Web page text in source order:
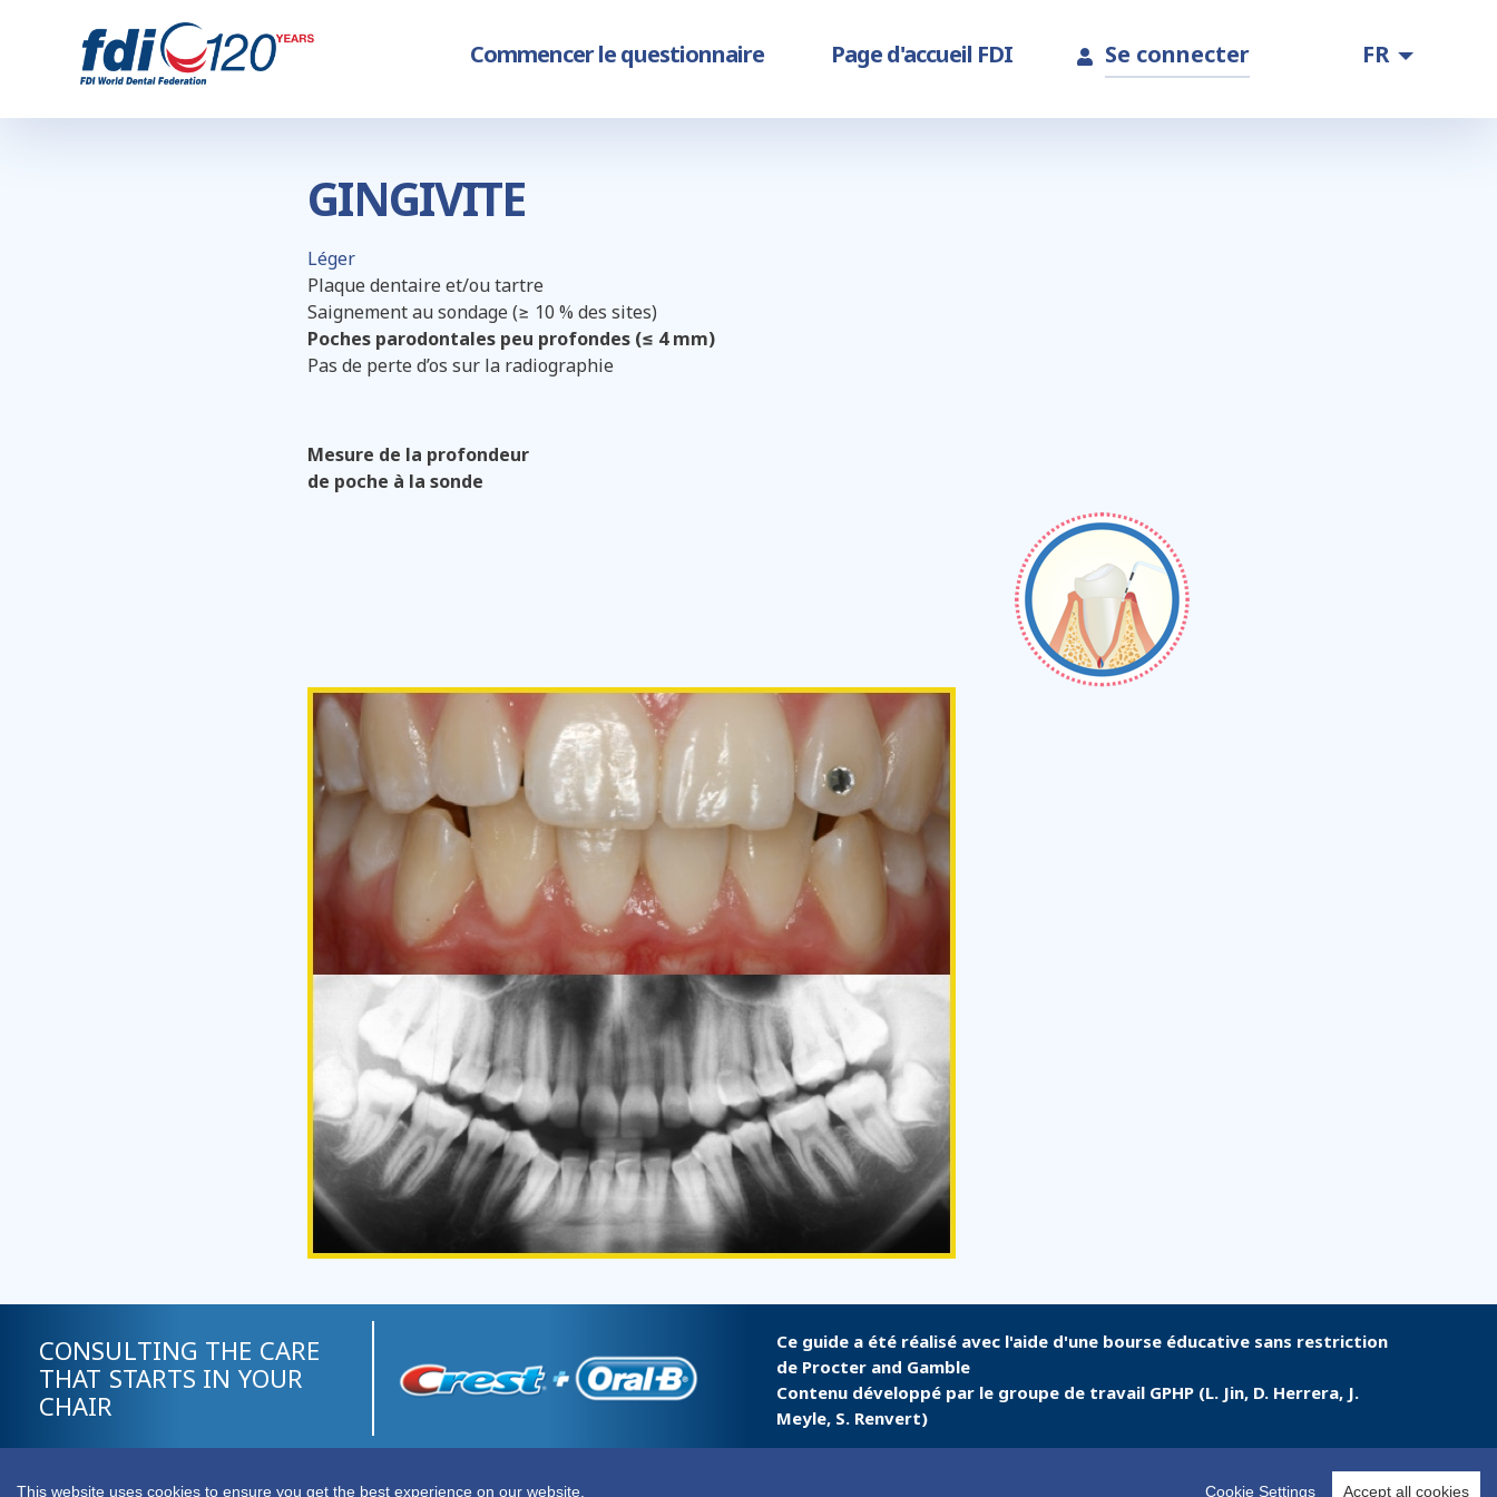
Main
Commencer le questionnaire Page d'accueil FDI Se connecter FR List
GINGIVITE
Léger
Plaque dentaire et/ou tartre
Saignement au sondage (≥ 10 % des sites)
Poches parodontales peu profondes (≤ 4 mm)
Pas de perte d’os sur la radiographie
Mesure de la profondeur
de poche à la sonde
CONSULTING THE CARE
THAT STARTS IN YOUR
CHAIR
Ce guide a été réalisé avec l'aide d'une bourse éducative sans restriction
de Procter and Gamble
Contenu développé par le groupe de travail GPHP (L. Jin, D. Herrera, J.
Meyle, S. Renvert)
©2026 FDI World Dental Federation Developed bySwiss Tomato
This website uses cookies to ensure you get the best experience on our website. Cookie Settings Accept all cookies